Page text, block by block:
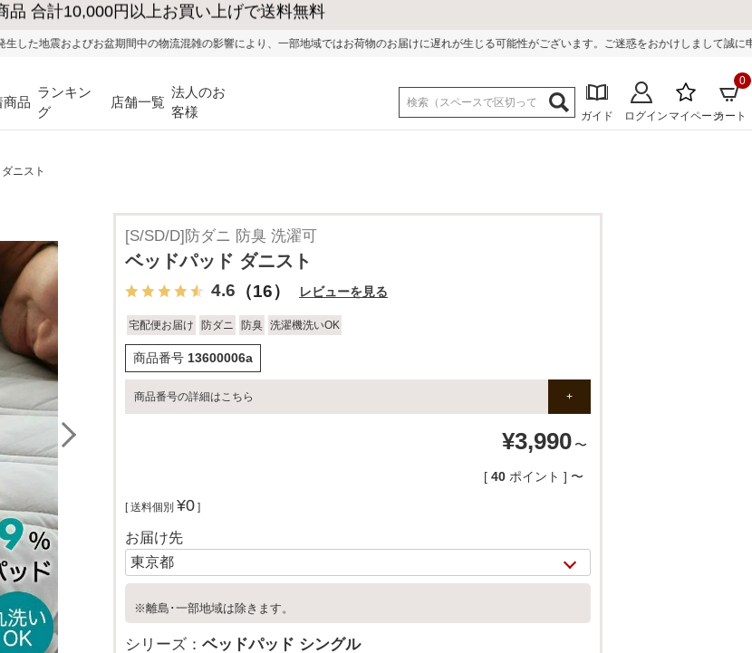
中の物流混雑の影響により、一部地域ではお荷物のお届けに遅れが生じる可能性がございます。ご迷惑をおかけしまして誠に申し訳ございません。
商品
ランキン
グ
店舗一覧
法人のお
客様
ガイド ログイン マイページカート
0
ニスト
[S/SD/D]防ダニ 防臭 洗濯可
ベッドパッド ダニスト
4.6 （16） レビューを見る
宅配便お届け 防ダニ 防臭 洗濯機洗いOK
商品番号 13600006a
商品番号の詳細はこちら
¥3,990 〜
[ 40 ポイント ] 〜
送料個別 ¥0
お届け先
※離島･一部地域は除きます。
シリーズ： ベッドパッド シングル